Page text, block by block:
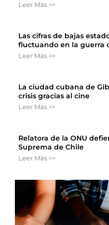
Leer Más >>
Las cifras de bajas
fluctuando en la guerra
Leer Más >>
La ciudad cubana de
crisis gracias al cine
Leer Más >>
Relatora de la ONU
Suprema de Chile
Leer Más >>